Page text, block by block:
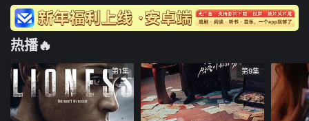
热播🔥
第1集 第9集